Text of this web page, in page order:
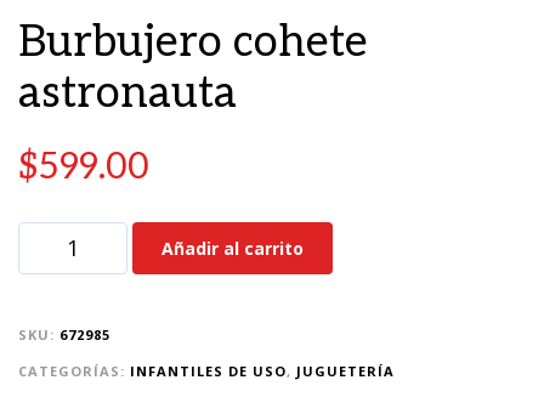
Burbujero cohete
astronauta
$599.00
Añadir al carrito
SKU: 672985
CATEGORÍAS: INFANTILES DE USO, JUGUETERÍA